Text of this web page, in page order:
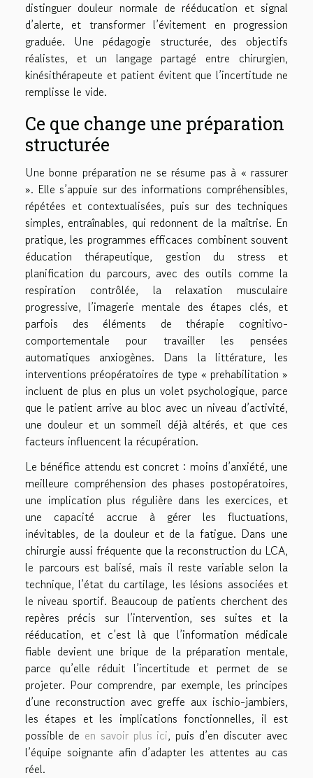
distinguer douleur normale de rééducation et signal
d’alerte, et transformer l’évitement en progression
graduée. Une pédagogie structurée, des objectifs
réalistes, et un langage partagé entre chirurgien,
kinésithérapeute et patient évitent que l’incertitude ne
remplisse le vide.
Ce que change une préparation
structurée
Une bonne préparation ne se résume pas à « rassurer
». Elle s’appuie sur des informations compréhensibles,
répétées et contextualisées, puis sur des techniques
simples, entraînables, qui redonnent de la maîtrise. En
pratique, les programmes efficaces combinent souvent
éducation thérapeutique, gestion du stress et
planification du parcours, avec des outils comme la
respiration contrôlée, la relaxation musculaire
progressive, l’imagerie mentale des étapes clés, et
parfois des éléments de thérapie cognitivo-
comportementale pour travailler les pensées
automatiques anxiogènes. Dans la littérature, les
interventions préopératoires de type « prehabilitation »
incluent de plus en plus un volet psychologique, parce
que le patient arrive au bloc avec un niveau d’activité,
une douleur et un sommeil déjà altérés, et que ces
facteurs influencent la récupération.
Le bénéfice attendu est concret : moins d’anxiété, une
meilleure compréhension des phases postopératoires,
une implication plus régulière dans les exercices, et
une capacité accrue à gérer les fluctuations,
inévitables, de la douleur et de la fatigue. Dans une
chirurgie aussi fréquente que la reconstruction du LCA,
le parcours est balisé, mais il reste variable selon la
technique, l’état du cartilage, les lésions associées et
le niveau sportif. Beaucoup de patients cherchent des
repères précis sur l’intervention, ses suites et la
rééducation, et c’est là que l’information médicale
fiable devient une brique de la préparation mentale,
parce qu’elle réduit l’incertitude et permet de se
projeter. Pour comprendre, par exemple, les principes
d’une reconstruction avec greffe aux ischio-jambiers,
les étapes et les implications fonctionnelles, il est
possible de en savoir plus ici, puis d’en discuter avec
l’équipe soignante afin d’adapter les attentes au cas
réel.